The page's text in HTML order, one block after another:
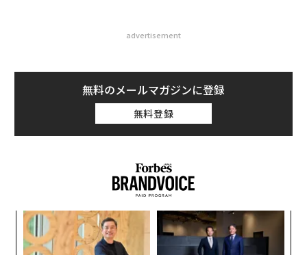
advertisement
無料のメールマガジンに登録
無料登録